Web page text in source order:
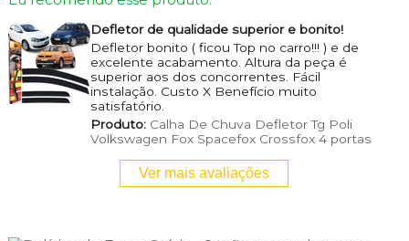
Defletor de qualidade superior e bonito!
Defletor bonito ( ficou Top no carro!!! ) e de
excelente acabamento. Altura da peça é
superior aos dos concorrentes. Fácil
instalação. Custo X Benefício muito
satisfatório.
Produto:Calha De Chuva Defletor Tg Poli
Volkswagen Fox Spacefox Crossfox 4 portas
Ver mais avaliações